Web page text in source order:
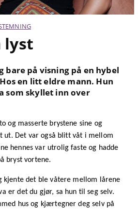
lyst
bare på visning på en hybel
en litt eldre mann. Hun
som skyllet inn over
og masserte brystene sine og
ut. Det var også blitt våt i mellom
hennes var utrolig faste og hadde
bryst vortene.
kjente det ble våtere mellom lårene
er det du gjør, sa hun til seg selv.
hus og kjærtegner deg selv på